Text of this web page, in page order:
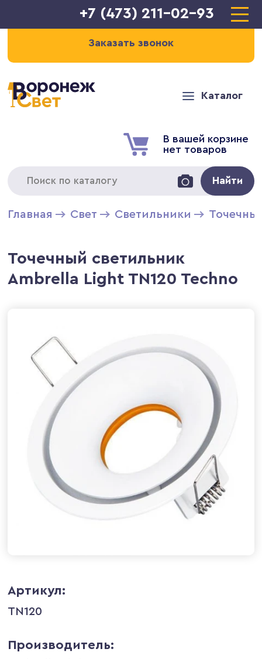
+7 (473) 211-02-93
Заказать звонок
Каталог
В вашей корзине
нет товаров
Найти
Главная Свет Светильники
Точечный светильник
Ambrella Light TN120 Techno
Артикул:
TN120
Производитель: